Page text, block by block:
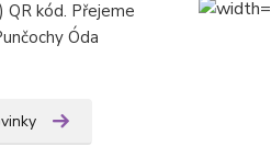
kód. Přejeme
Óda